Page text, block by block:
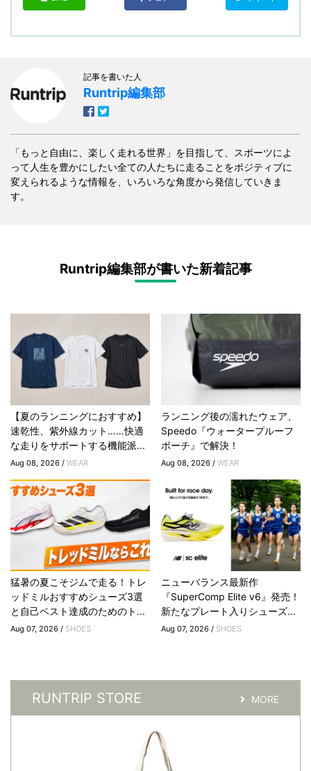
記事を書いた人
Runtrip編集部
「もっと自由に、楽しく走れる世界」を目指して、スポーツによ
って人生を豊かにしたい全ての人たちに走ることをポジティブに
変えられるような情報を、いろいろな角度から発信していきま
す。
Runtrip編集部が書いた新着記事
【夏のランニングにおすすめ】
速乾性、紫外線カット……快適
な走りをサポートする機能派...
Aug 08, 2026 / WEAR
ランニング後の濡れたウェア、
Speedo『ウォータープルーフ
ポーチ』で解決！
Aug 08, 2026 /WEAR
猛暑の夏こそジムで走る！トレ
ッドミルおすすめシューズ3選
と自己ベスト達成のためのト...
Aug 07, 2026 / SHOES
ニューバランス最新作
『SuperComp Elite v6』発売！
新たなプレート入りシューズ...
Aug 07, 2026 / SHOES
RUNTRIP STORE MORE